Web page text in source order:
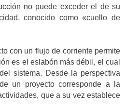
no puede exceder el de su
conocido como «cuello de
con un flujo de corriente permite
es el eslabón más débil, el cual
sistema. Desde la perspectiva
un proyecto corresponde a la
que a su vez establece